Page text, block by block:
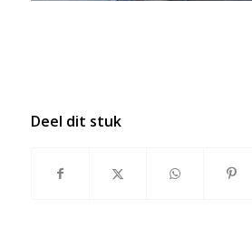
Deel dit stuk